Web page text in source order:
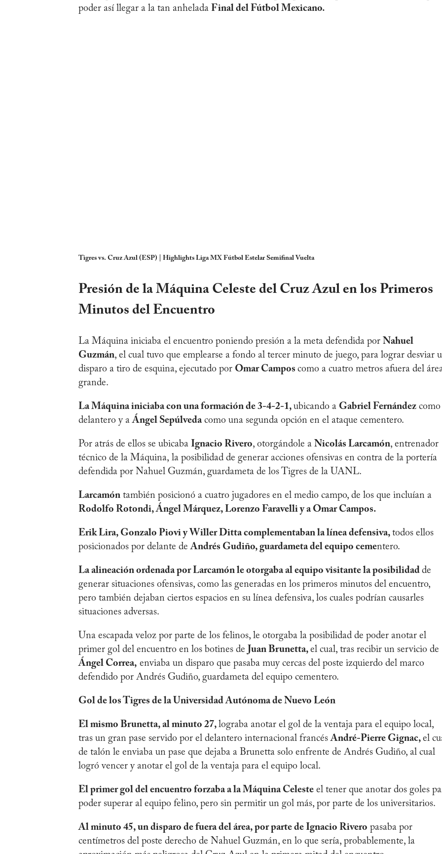
poder así llegar a la tan anhelada Final del Fútbol Mexicano.
Tigres vs. Cruz Azul (ESP) | Highlights Liga MX Fútbol Estelar Semifinal Vuelta
Presión de la Máquina Celeste del Cruz Azul en los Primeros
Minutos del Encuentro
La Máquina iniciaba el encuentro poniendo presión a la meta defendida por Nahuel
Guzmán, el cual tuvo que emplearse a fondo al tercer minuto de juego, para lograr desviar
disparo a tiro de esquina, ejecutado por Omar Campos como a cuatro metros afuera del
grande.
La Máquina iniciaba con una formación de 3-4-2-1, ubicando a Gabriel Fernández como
delantero y aÁngel Sepúlvedacomo una segunda opción en el ataque cementero.
Por atrás de ellos se ubicaba Ignacio Rivero, otorgándole a Nicolás Larcamón, entrenador
técnico de la Máquina, la posibilidad de generar acciones ofensivas en contra de la portería
defendida por Nahuel Guzmán, guardameta de los Tigres de la UANL.
Larcamón también posicionó a cuatro jugadores en el medio campo, de los que incluían a
Rodolfo Rotondi, Ángel Márquez, Lorenzo Faravelli y a Omar Campos.
Erik Lira, Gonzalo Piovi y Willer Ditta complementaban la línea defensiva, todos ellos
posicionados por delante deAndrés Gudiño, guardameta del equipo cementero.
La alineación ordenada por Larcamón le otorgaba al equipo visitante la posibilidad de
generar situaciones ofensivas, como las generadas en los primeros minutos del encuentro,
pero también dejaban ciertos espacios en su línea defensiva, los cuales podrían causarles
situaciones adversas.
Una escapada veloz por parte de los felinos, le otorgaba la posibilidad de poder anotar el
primer gol del encuentro en los botines de Juan Brunetta, el cual, tras recibir un servicio de
Ángel Correa, enviaba un disparo que pasaba muy cercas del poste izquierdo del marco
defendido por Andrés Gudiño, guardameta del equipo cementero.
Gol de los Tigres de la Universidad Autónoma de Nuevo León
El mismo Brunetta, al minuto 27, lograba anotar el gol de la ventaja para el equipo local,
tras un gran pase servido por el delantero internacional francésAndré-Pierre Gignac, el
de talón le enviaba un pase que dejaba a Brunetta solo enfrente de Andrés Gudiño, al cual
logró vencer y anotar el gol de la ventaja para el equipo local.
El primer gol del encuentro forzaba a la Máquina Celeste el tener que anotar dos goles
poder superar al equipo felino, pero sin permitir un gol más, por parte de los universitarios.
Al minuto 45, un disparo de fuera del área, por parte de Ignacio Rivero pasaba por
centímetros del poste derecho de Nahuel Guzmán, en lo que sería, probablemente, la